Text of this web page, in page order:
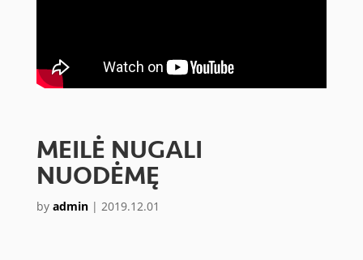
MEILĖ NUGALI
NUODĖMĘ
by admin| 2019.12.01